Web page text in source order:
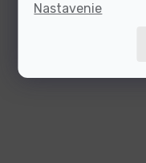
Nastavenie